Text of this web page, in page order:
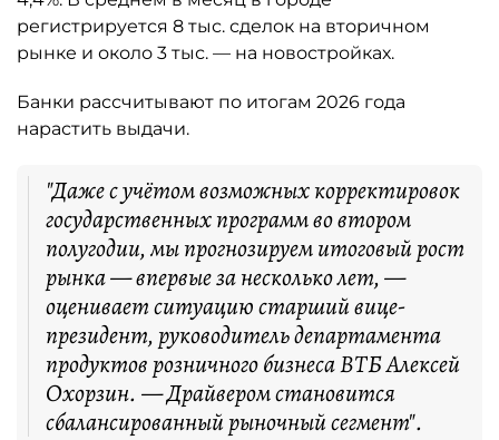
регистрируется 8 тыс. сделок на вторичном
рынке и около 3 тыс. — на новостройках.
Банки рассчитывают по итогам 2026 года
нарастить выдачи.
"Даже с учётом возможных корректировок
государственных программ во втором
полугодии, мы прогнозируем итоговый рост
рынка — впервые за несколько лет, —
оценивает ситуацию старший вице-
президент, руководитель департамента
продуктов розничного бизнеса ВТБ Алексей
Охорзин. — Драйвером становится
сбалансированный рыночный сегмент".